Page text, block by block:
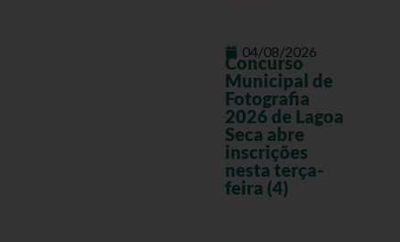
04/08/2026
Concurso
Municipal de
Fotografia
2026 de Lagoa
Seca abre
inscrições
nesta terça-
feira (4)